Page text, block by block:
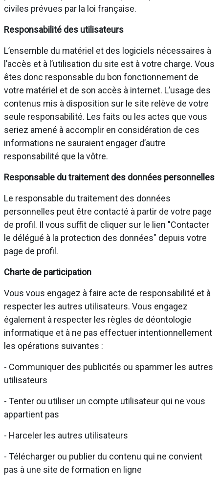
civiles prévues par la loi française.
Responsabilité des utilisateurs
L’ensemble du matériel et des logiciels nécessaires à
l’accès et à l’utilisation du site est à votre charge. Vous
êtes donc responsable du bon fonctionnement de
votre matériel et de son accès à internet. L’usage des
contenus mis à disposition sur le site relève de votre
seule responsabilité. Les faits ou les actes que vous
seriez amené à accomplir en considération de ces
informations ne sauraient engager d’autre
responsabilité que la vôtre.
Responsable du traitement des données personnelles
Le responsable du traitement des données
personnelles peut être contacté à partir de votre page
de profil. Il vous suffit de cliquer sur le lien "Contacter
le délégué à la protection des données" depuis votre
page de profil.
Charte de participation
Vous vous engagez à faire acte de responsabilité et à
respecter les autres utilisateurs. Vous engagez
également à respecter les règles de déontologie
informatique et à ne pas effectuer intentionnellement
les opérations suivantes :
- Communiquer des publicités ou spammer les autres
utilisateurs
- Tenter ou utiliser un compte utilisateur qui ne vous
appartient pas
- Harceler les autres utilisateurs
- Télécharger ou publier du contenu qui ne convient
pas à une site de formation en ligne